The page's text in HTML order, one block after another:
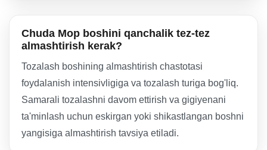
Chuda Mop boshini qanchalik tez-tez
almashtirish kerak?
Tozalash boshining almashtirish chastotasi
foydalanish intensivligiga va tozalash turiga bog'liq.
Samarali tozalashni davom ettirish va gigiyenani
ta'minlash uchun eskirgan yoki shikastlangan boshni
yangisiga almashtirish tavsiya etiladi.